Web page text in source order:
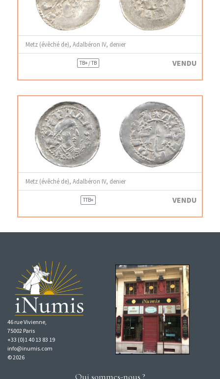
Metz (évêché de), Adalbéron IV, denier
TB+ / TB VENDU
Metz (évêché de), Adalbéron IV, denier
TTB+ VENDU
46 rue Vivienne,
75002 Paris
+33 (0)1 40 13 83 19
info@inumis.com
© 2026
Qui sommes-nous ?